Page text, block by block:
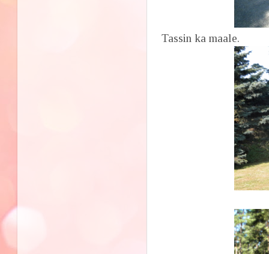
Tassin ka maale.